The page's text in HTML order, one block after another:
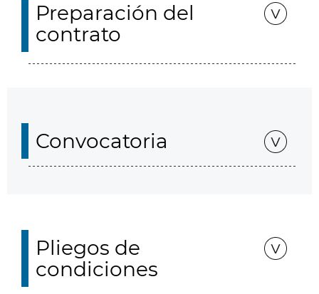
Preparación del
contrato
Convocatoria
Pliegos de
condiciones